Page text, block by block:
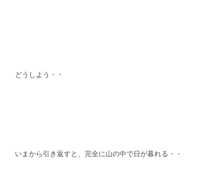
どうしよう・・
いまから引き返すと、完全に山の中で日が暮れる・・